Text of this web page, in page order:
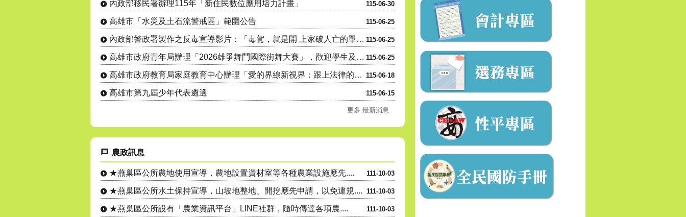
115-06-30
內政部移民署辦理115年「新住民數位應用培力計畫」
115-06-25
高雄市「水災及土石流警戒區」範圍公告
115-06-25
內政部警政署製作之反毒宣導影片：「毒駕，就是開 上家破人亡的單行道，遠離毒品，拒絕毒駕！」
115-06-25
高雄市政府青年局辦理「2026雄爭舞鬥國際街舞大賽」，歡迎學生及民眾踴躍參與。
115-06-18
高雄市政府教育局家庭教育中心辦理「愛的界線新視界：跟上法律的新世代正向親職講座」親職教育系列講座活動....
115-06-15
高雄市第九屆少年代表遴選
更多 最新消息
農政訊息
111-10-03
★燕巢區公所農地使用宣導，農地設置資材室等各種農業設施應先....
111-10-03
★燕巢區公所水土保持宣導，山坡地整地、開挖應先申請，以免違規....
111-10-03
★燕巢區公所設有「農業資訊平台」LINE社群，隨時傳達各項農....